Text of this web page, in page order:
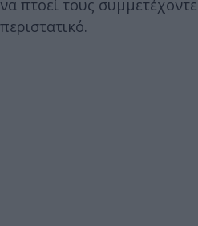
να πτοεί τους
περιστατικό.